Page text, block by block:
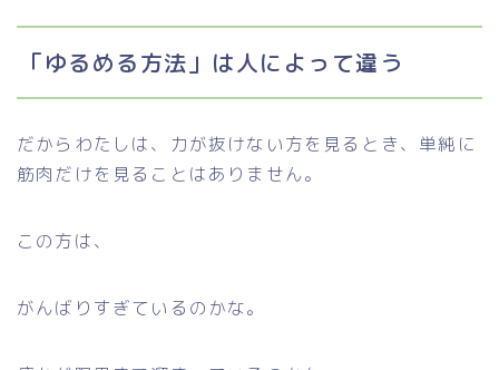
「ゆるめる方法」は人によって違う
だからわたしは、力が抜けない方を見るとき、単純に
筋肉だけを見ることはありません。
この方は、
がんばりすぎているのかな。